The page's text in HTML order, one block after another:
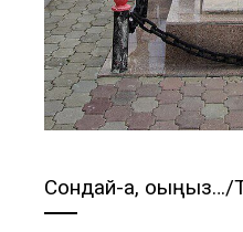
Сондай-ақ, оқыңыз…/